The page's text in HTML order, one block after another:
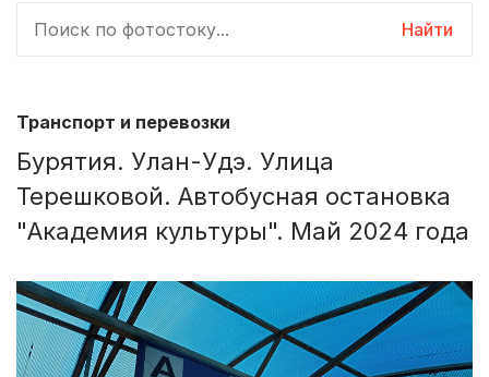
Найти
Транспорт и перевозки
Бурятия. Улан-Удэ. Улица
Терешковой. Автобусная остановка
"Академия культуры". Май 2024 года